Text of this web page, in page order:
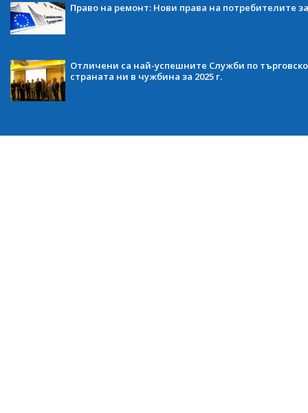
Право на ремонт: Нови права на потребителите
Отличени са най-успешните Служби по
страната ни в чужбина за 2025 г.